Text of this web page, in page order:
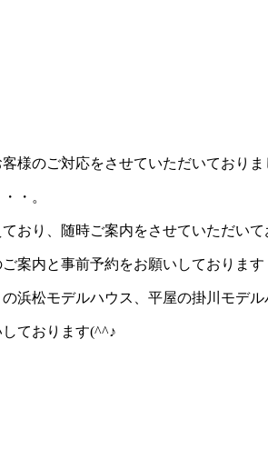
様のご対応をさせていただいており
・。
おり、随時ご案内をさせていただいて
案内と事前予約をお願いしております
浜松モデルハウス、平屋の掛川モデル
ております(^^♪